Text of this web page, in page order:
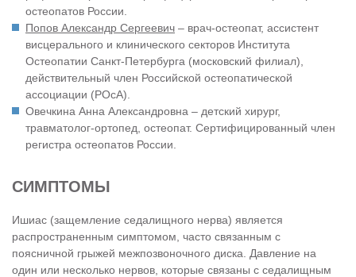
остеопатов России.
Попов Александр Сергеевич – врач-остеопат, ассистент
висцерального и клинического секторов Института
Остеопатии Санкт-Петербурга (московский филиал),
действительный член Российской остеопатической
ассоциации (РОсА).
Овечкина Анна Александровна – детский хирург,
травматолог-ортопед, остеопат. Сертифицированный член
регистра остеопатов России.
СИМПТОМЫ
Ишиас (защемление седалищного нерва) является
распространенным симптомом, часто связанным с
поясничной грыжей межпозвоночного диска. Давление на
один или несколько нервов, которые связаны с седалищным